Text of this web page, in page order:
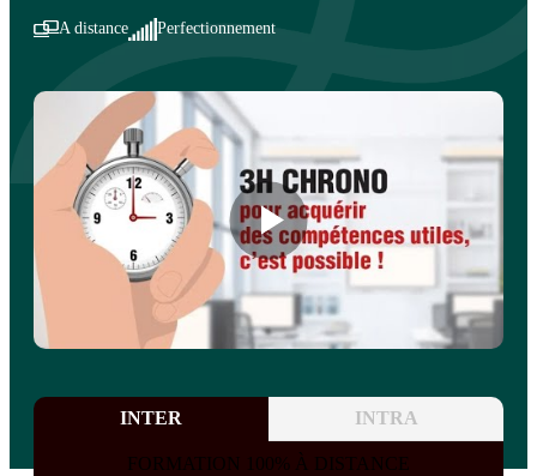
A distance Perfectionnement
INTER INTRA
FORMATION 100% À DISTANCE